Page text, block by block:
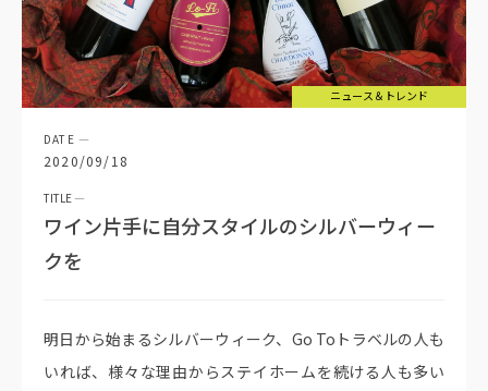
ニュース＆トレンド
ワイン片手に自分スタイルのシルバーウィー
クを
2020/09/18
明日から始まるシルバーウィーク、Go Toトラベルの人も
いれば、様々な理由からステイホームを続ける人も多い